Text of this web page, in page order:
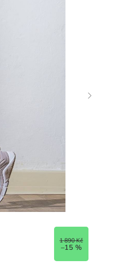
1 890 Kč
–15 %